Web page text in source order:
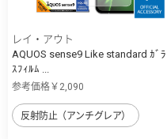
レイ・アウト
AQUOS sense9 Like standard ｶﾞﾗ
ｽﾌｨﾙﾑ ...
参考価格￥2,090
反射防止（アンチグレア）